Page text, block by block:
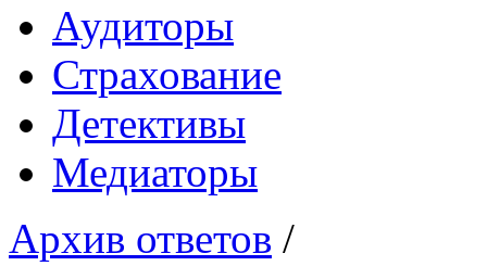
Аудиторы
Страхование
Детективы
Медиаторы
Архив ответов /